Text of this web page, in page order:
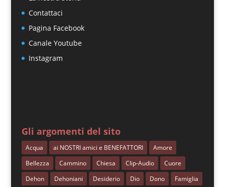
Contattaci
Pagina Facebook
Canale Youtube
Instagram
Gli argomenti del sito
Acqua ai NOSTRI amici e BENEFATTORI
Amore
Bellezza
Cammino Chiesa Clip-Audio
Cuore
Dehon
Dehoniani Desiderio Dio Dono
Famiglia